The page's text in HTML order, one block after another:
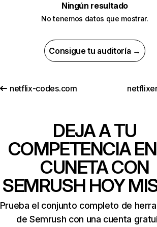
Ningún resultado
No tenemos datos que mostrar.
Consigue tu auditoría →
netflix-codes.com
DEJA A TU
COMPETENCIA
CUNETA CON
SEMRUSH HOY
Prueba el conjunto completo de
de Semrush con una cuenta